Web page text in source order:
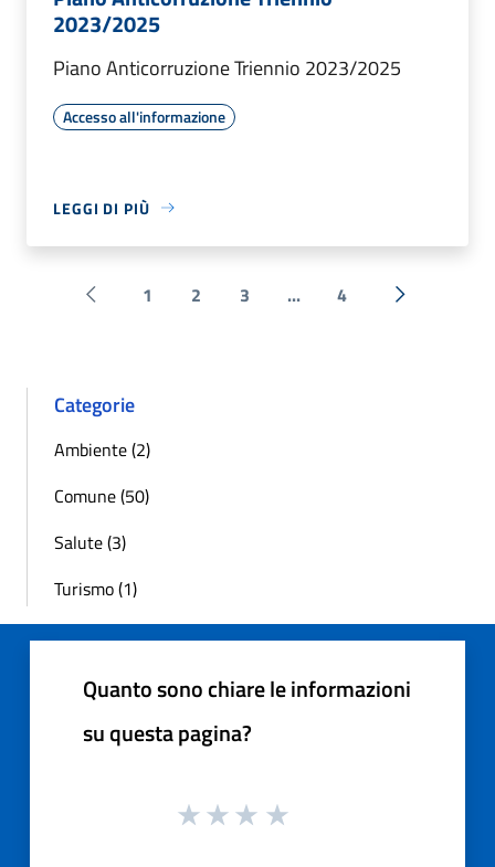
2023/2025
Piano Anticorruzione Triennio 2023/2025
Accesso all'informazione
LEGGI DI PIÙ
Pagina precedente
1 2 3 ... 4 Successiva
Categorie
Ambiente (2)
Comune (50)
Salute (3)
Turismo (1)
Quanto sono chiare le informazioni
su questa pagina?